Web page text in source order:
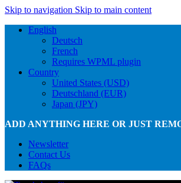
Skip to navigation Skip to main content
English
Deutsch
French
Requires WPML plugin
Country
United States (USD)
Deutschland (EUR)
Japan (JPY)
ADD ANYTHING HERE OR JUST
Newsletter
Contact Us
FAQs